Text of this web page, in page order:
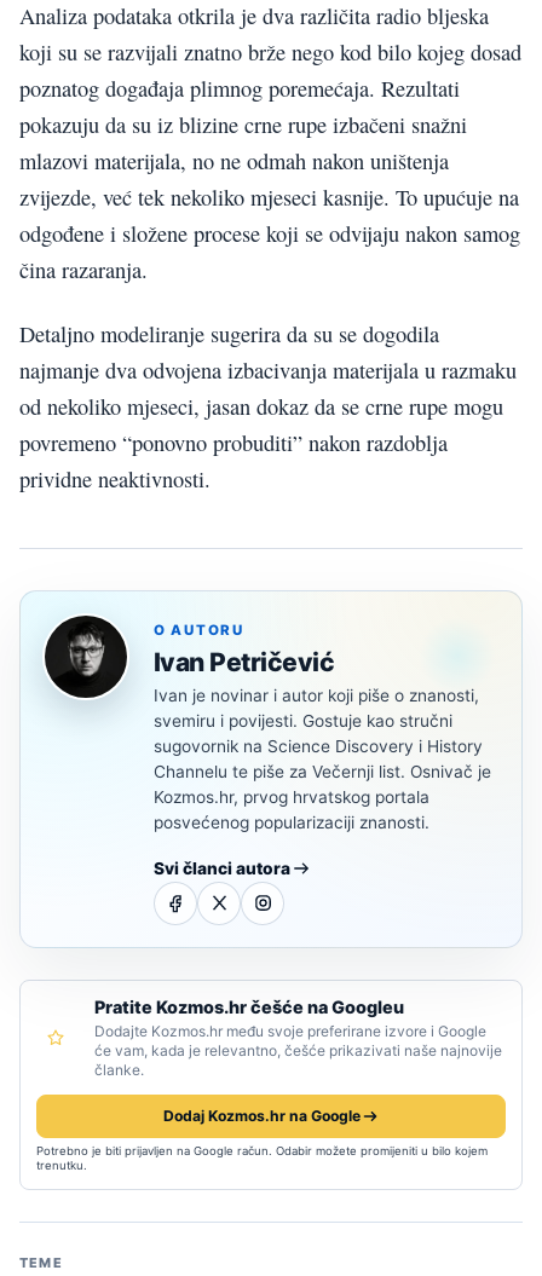
Analiza podataka otkrila je dva različita radio bljeska
koji su se razvijali znatno brže nego kod bilo kojeg dosad
poznatog događaja plimnog poremećaja. Rezultati
pokazuju da su iz blizine crne rupe izbačeni snažni
mlazovi materijala, no ne odmah nakon uništenja
zvijezde, već tek nekoliko mjeseci kasnije. To upućuje na
odgođene i složene procese koji se odvijaju nakon samog
čina razaranja.
Detaljno modeliranje sugerira da su se dogodila
najmanje dva odvojena izbacivanja materijala u razmaku
od nekoliko mjeseci, jasan dokaz da se crne rupe mogu
povremeno “ponovno probuditi” nakon razdoblja
prividne neaktivnosti.
O AUTORU
Ivan Petričević
Ivan je novinar i autor koji piše o znanosti,
svemiru i povijesti. Gostuje kao stručni
sugovornik na Science Discovery i History
Channelu te piše za Večernji list. Osnivač je
Kozmos.hr, prvog hrvatskog portala
posvećenog popularizaciji znanosti.
Svi članci autora
Pratite Kozmos.hr češće na Googleu
Dodajte Kozmos.hr među svoje preferirane izvore i Google
će vam, kada je relevantno, češće prikazivati naše najnovije
članke.
Dodaj Kozmos.hr na Google
Potrebno je biti prijavljen na Google račun. Odabir možete promijeniti u bilo kojem
trenutku.
TEME